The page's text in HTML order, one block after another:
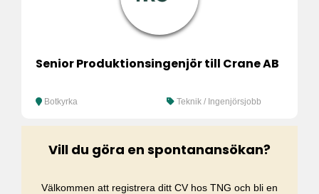
Senior Produktionsingenjör till Crane AB
Botkyrka Teknik / Ingenjörsjobb
Vill du göra en spontanansökan?
Välkommen att registrera ditt CV hos TNG och bli en